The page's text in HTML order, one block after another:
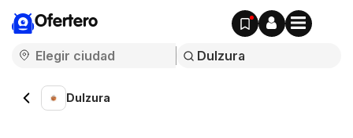
Ofertero
Dulzura